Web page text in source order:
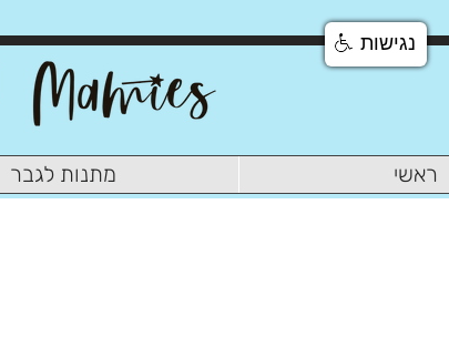
ראשי מתנות לגבר
נגישות